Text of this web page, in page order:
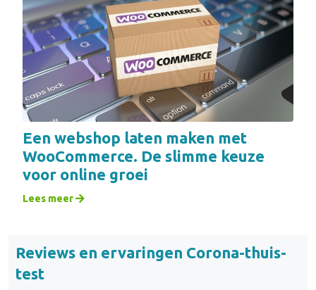
Een webshop laten maken met
WooCommerce. De slimme keuze
voor online groei
Lees meer
Reviews en ervaringen Corona-thuis-
test